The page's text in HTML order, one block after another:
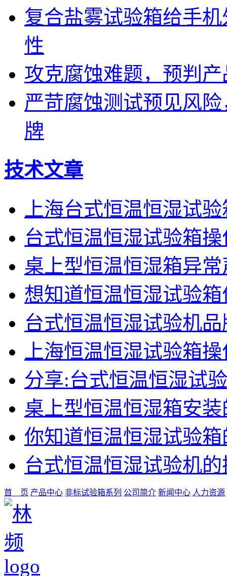
复合盐雾试验箱给手
性
攻克腐蚀难题，预判
严苛腐蚀测试预见风
牌
技术文章
上海台式恒温恒湿试
台式恒温恒湿试验箱
桌上型恒温恒湿箱异
想知道恒温恒湿试验
台式恒温恒湿试验机
上海恒温恒湿试验箱
分享:台式恒温恒湿试
桌上型恒温恒湿箱安
你知道恒温恒湿试验
台式恒温恒湿试验机
首 页 产品中心 非标试验箱系列 公司简介 新闻中心 人力资源